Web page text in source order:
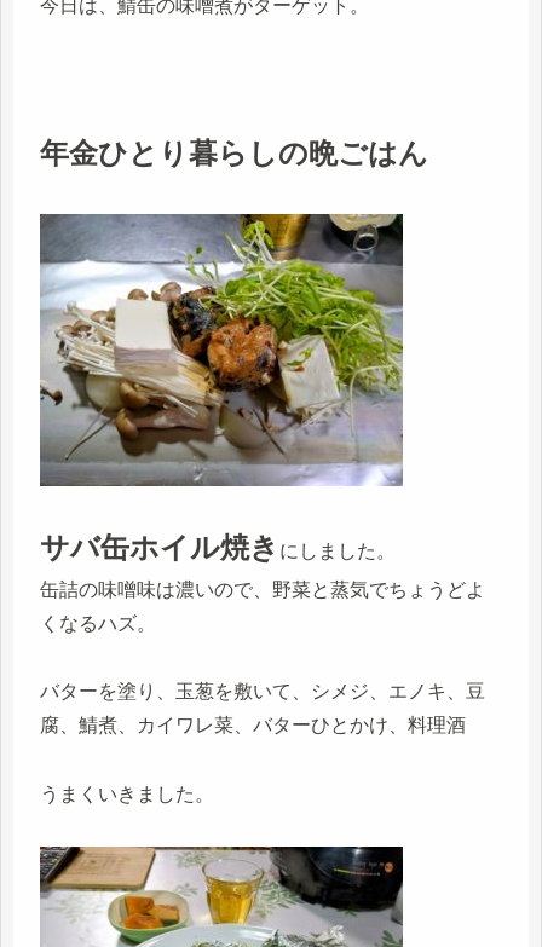
今日は、鯖缶の味噌煮がターゲット。
年金ひとり暮らしの晩ごはん
サバ缶ホイル焼き にしました。
缶詰の味噌味は濃いので、野菜と蒸気でちょうどよ
くなるハズ。
バターを塗り、玉葱を敷いて、シメジ、エノキ、豆
腐、鯖煮、カイワレ菜、バターひとかけ、料理酒
うまくいきました。